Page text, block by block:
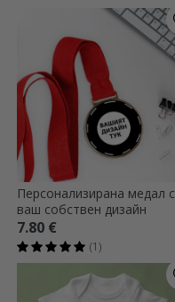
Персонализирана медал с
ваш собствен дизайн
7.80 €
(1)